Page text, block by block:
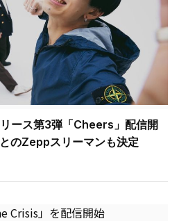
ース第3弾「Cheers」配信開
のZeppスリーマンも決定